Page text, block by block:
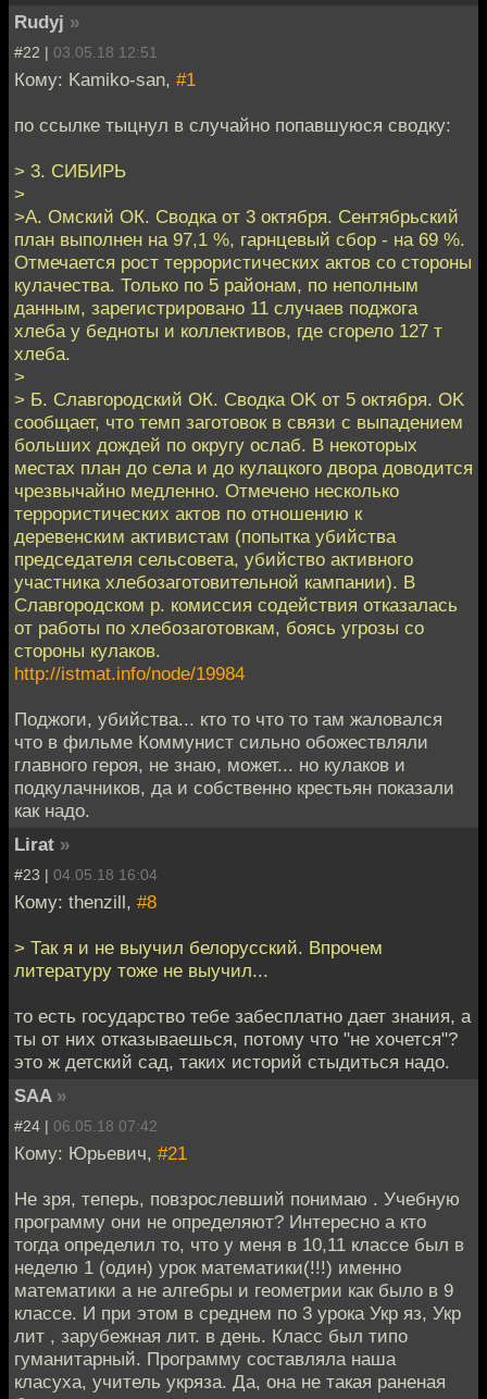
Rudyj »
#22 | 03.05.18 12:51
Кому: Kamiko-san, #1
по ссылке тыцнул в случайно попавшуюся сводку:
> 3. СИБИРЬ
>
>А. Омский ОК. Сводка от 3 октября. Сентябрьский
план выполнен на 97,1 %, гарнцевый сбор - на 69 %.
Отмечается рост террористических актов со стороны
кулачества. Только по 5 районам, по неполным
данным, зарегистрировано 11 случаев поджога
хлеба у бедноты и коллективов, где сгорело 127 т
хлеба.
>
> Б. Славгородский ОК. Сводка OK от 5 октября. OK
сообщает, что темп заготовок в связи с выпадением
больших дождей по округу ослаб. В некоторых
местах план до села и до кулацкого двора доводится
чрезвычайно медленно. Отмечено несколько
террористических актов по отношению к
деревенским активистам (попытка убийства
председателя сельсовета, убийство активного
участника хлебозаготовительной кампании). В
Славгородском р. комиссия содействия отказалась
от работы по хлебозаготовкам, боясь угрозы со
стороны кулаков.
http://istmat.info/node/19984
Поджоги, убийства... кто то что то там жаловался
что в фильме Коммунист сильно обожествляли
главного героя, не знаю, может... но кулаков и
подкулачников, да и собственно крестьян показали
как надо.
Lirat »
#23 | 04.05.18 16:04
Кому: thenzill, #8
> Так я и не выучил белорусский. Впрочем
литературу тоже не выучил...
то есть государство тебе забесплатно дает знания, а
ты от них отказываешься, потому что "не хочется"?
это ж детский сад, таких историй стыдиться надо.
SAA »
#24 | 06.05.18 07:42
Кому: Юрьевич, #21
Не зря, теперь, повзрослевший понимаю . Учебную
программу они не определяют? Интересно а кто
тогда определил то, что у меня в 10,11 классе был в
неделю 1 (один) урок математики(!!!) именно
математики а не алгебры и геометрии как было в 9
классе. И при этом в среднем по 3 урока Укр яз, Укр
лит , зарубежная лит. в день. Класс был типо
гуманитарный. Программу составляла наша
класуха, учитель укряза. Да, она не такая раненая